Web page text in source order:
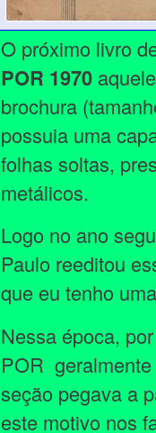
O próximo livro
POR 1970
brochura
possuia uma
folhas soltas,
metálicos.
Logo no ano
Paulo reeditou
que eu tenho
Nessa época,
POR
seção pegava a
este motivo nos